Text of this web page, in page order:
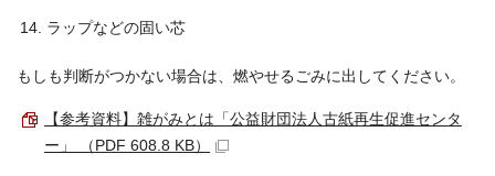
ラップなどの固い芯
もしも判断がつかない場合は、燃やせるごみに出してください。
【参考資料】雑がみとは「公益財団法人古紙再生促進センタ
ー」 （PDF 608.8 KB）